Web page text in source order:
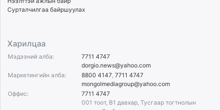
Сурталчилгаа байршуулах
Харилцаа
Мэдээний алба:
7711 4747
dorgio.news@yahoo.com
Маркетингийн алба:
8800 4147 7711 4747
mongolmediagroup@yahoo.com
Оффис:
7711 4747
001 тоот, B1 давхар, Тусгаар тогтнолын